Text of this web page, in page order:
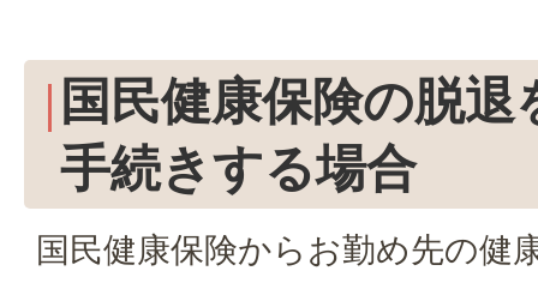
国民健康保険の脱退
手続きする場合
国民健康保険からお勤め先の健